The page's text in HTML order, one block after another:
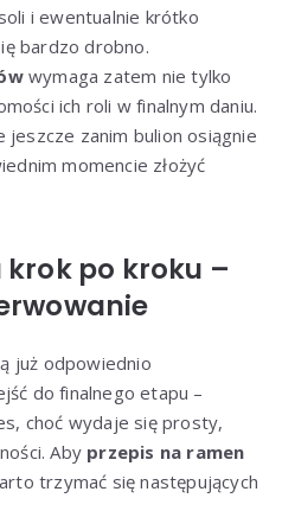
i ewentualnie krótko
bardzo drobno.
wymaga zatem nie tylko
ich roli w finalnym daniu.
zanim bulion osiągnie
momencie złożyć
po kroku –
już odpowiednio
do finalnego etapu –
choć wydaje się prosty,
Aby przepis na ramen
trzymać się następujących